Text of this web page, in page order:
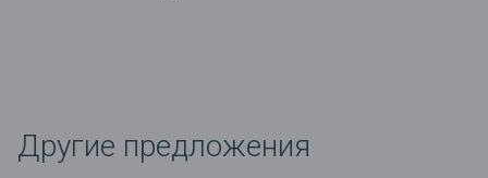
Другие предложения